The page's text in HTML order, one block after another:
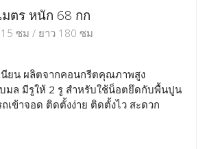
มตร หนัก 68 กก
ซม / ยาว 180 ซม
นียน ผลิตจากคอนกรีตคุณภาพสูง
มล มีรูให้ 2 รู สำหรับใช้น็อตยึดกับพื้นปูน
เข้าจอด ติดตั้งง่าย ติดตั้งไว สะดวก